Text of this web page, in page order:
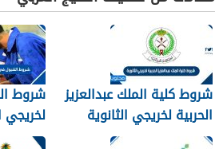
شروط كلية الملك عبدالعزيز
الحربية لخريجي الثانوية
1448
شروط
لخريجي